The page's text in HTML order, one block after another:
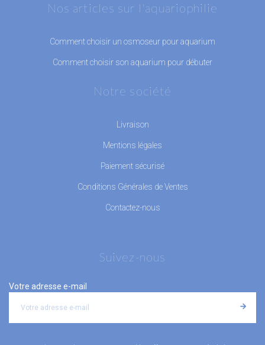
Nos articles sur l'aquariophilie
Comment choisir un osmoseur pour aquarium
Comment choisir son aquarium pour débuter
Notre société
Livraison
Mentions légales
Paiement sécurisé
Conditions Générales de Ventes
Contactez-nous
Suivez-nous
Votre adresse e-mail